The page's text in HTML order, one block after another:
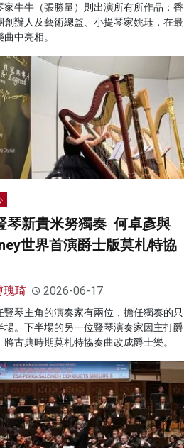
家牛牛（張勝量）則出演所有所作品；香
創辦人及藝術總監、小提琴家姚珏，在最
中亮相。
琴新貴米努獨奏 何卓彥與
世界首演爵士版莫札特協
瑰琦 2026-06-17
豎琴主角的演奏家有兩位，擔任獨奏的只
場。下半場的另一位豎琴演奏家因主打爵
將古典時期莫札特協奏曲改成爵士樂。